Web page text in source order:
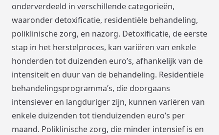
onderverdeeld in verschillende categorieën,
waaronder detoxificatie, residentiële behandeling,
poliklinische zorg, en nazorg. Detoxificatie, de eerste
stap in het herstelproces, kan variëren van enkele
honderden tot duizenden euro’s, afhankelijk van de
intensiteit en duur van de behandeling. Residentiële
behandelingsprogramma’s, die doorgaans
intensiever en langduriger zijn, kunnen variëren van
enkele duizenden tot tienduizenden euro’s per
maand. Poliklinische zorg, die minder intensief is en